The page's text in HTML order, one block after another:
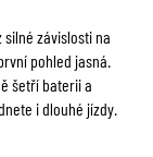
silné závislosti na
pohled jasná.
šetří baterii a
i dlouhé jízdy.